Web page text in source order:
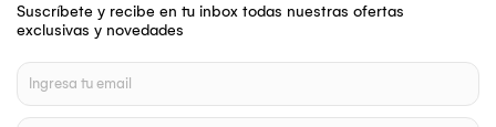
Suscríbete y recibe en tu inbox todas nuestras ofertas
exclusivas y novedades